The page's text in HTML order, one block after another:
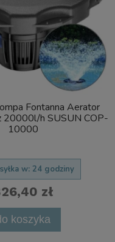
Fontanna Aerator
20000l/h SUSUN COP-
10000
w: 24 godziny
zł
koszyka